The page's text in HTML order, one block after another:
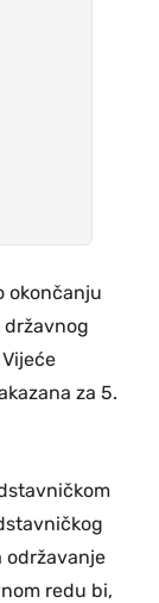
okončanju
državnog
za 5.
održavanje
redu bi,